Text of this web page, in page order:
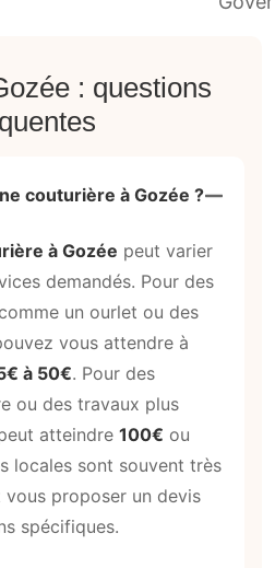
: questions
couturière à Gozée ?
à Gozée peut varier
demandés. Pour des
un ourlet ou des
vous attendre à
à 50€. Pour des
ou des travaux plus
atteindre 100€ ou
locales sont souvent très
proposer un devis
spécifiques.